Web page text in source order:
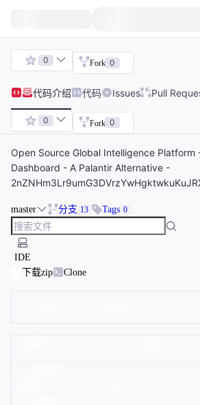
0 Fork 0
代码介绍 代码 Issues Pull
0 Fork 0
Open Source Global Intelligence Platform
Dashboard - A Palantir Alternative -
master 分支 13 Tags 0
IDE
下载zip
Clone